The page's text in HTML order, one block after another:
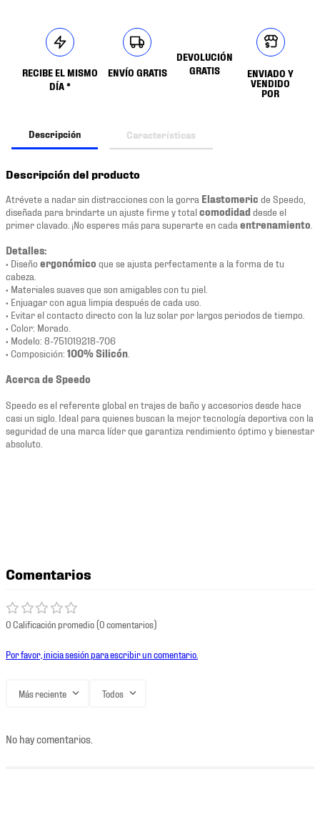
RECIBE EL MISMO
DÍA *
ENVÍO GRATIS
DEVOLUCIÓN
GRATIS
ENVIADO Y
VENDIDO
POR
Descripción Características
Descripción del producto
Atrévete a nadar sin distracciones con la gorra Elastomeric de Speedo,
diseñada para brindarte un ajuste firme y totalcomodidad desde el
primer clavado. ¡No esperes más para superarte en cada entrenamiento
Detalles:
• Diseño ergonómico que se ajusta perfectamente a la forma de tu
cabeza.
• Materiales suaves que son amigables con tu piel.
• Enjuagar con agua limpia después de cada uso.
• Evitar el contacto directo con la luz solar por largos periodos de tiempo.
• Color: Morado.
• Modelo: 8-751019218-706
• Composición: 100% Silicón
Acerca de Speedo
Speedo es el referente global en trajes de baño y accesorios desde hace
casi un siglo. Ideal para quienes buscan la mejor tecnología deportiva con la
seguridad de una marca líder que garantiza rendimiento óptimo y bienestar
absoluto.
Comentarios
0 Calificación promedio(0 comentarios)
Por favor, inicia sesión para escribir un comentario.
Más reciente Todos
No hay comentarios.